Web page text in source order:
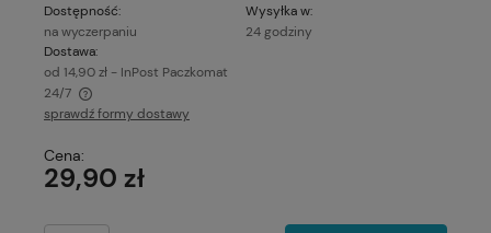
Dostępność:
na wyczerpaniu
Wysyłka w:
24 godziny
Dostawa:
od 14,90 zł - InPost Paczkomat
24/7
Cena nie zawiera ewentualnych kosztów płatności
sprawdź formy dostawy
Cena:
29,90 zł